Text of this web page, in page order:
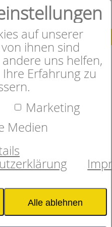
SUCHE
0
auf unserer
ihnen sind
uns helfen,
Erfahrung zu
Marketing
Medien
Alle ablehnen
im
Shop
und